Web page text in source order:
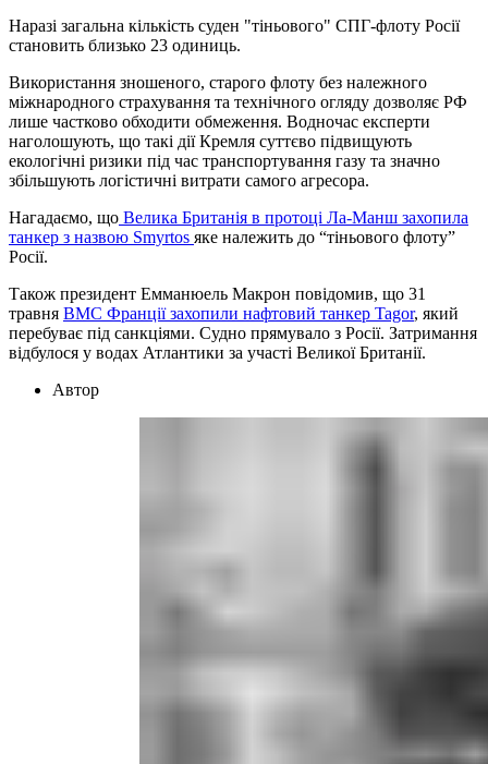
Наразі загальна кількість суден "тіньового" СПГ-флоту Росії
становить близько 23 одиниць.
Використання зношеного, старого флоту без належного
міжнародного страхування та технічного огляду дозволяє РФ
лише частково обходити обмеження. Водночас експерти
наголошують, що такі дії Кремля суттєво підвищують
екологічні ризики під час транспортування газу та значно
збільшують логістичні витрати самого агресора.
Нагадаємо, що Велика Британія в протоці Ла-Манш захопила
танкер з назвою Smyrtos яке належить до “тіньового флоту”
Росії.
Також президент Емманюель Макрон повідомив, що 31
травня ВМС Франції захопили нафтовий танкер Tagor, який
перебуває під санкціями. Судно прямувало з Росії. Затримання
відбулося у водах Атлантики за участі Великої Британії.
Автор